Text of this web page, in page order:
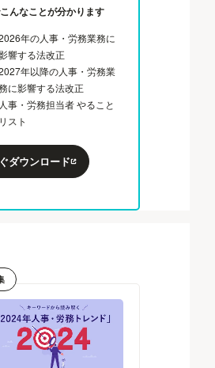
んなことが分かります
年の人事・労務業務に
響する法改正
年以降の人事・労務業
に影響する法改正
人事・労務担当者 やること
リスト
ダウンロード